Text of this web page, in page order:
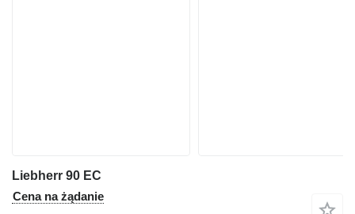
Liebherr 90 EC
Cena na żądanie